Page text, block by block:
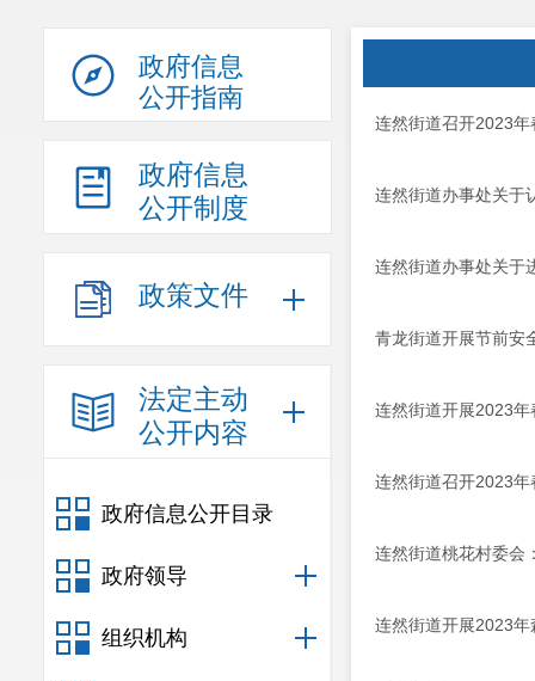
政府信息
公开指南
政府信息
公开制度
政策文件
法定主动
公开内容
政府信息公开目录
政府领导
组织机构
连然街道召开2023
连然街道办事处关于
连然街道办事处关于
青龙街道开展节前安
连然街道开展2023
连然街道召开2023
连然街道桃花村委会
连然街道开展2023